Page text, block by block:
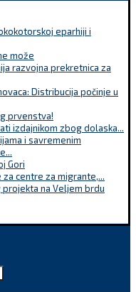
eparhiji i
može
razvojna prekretnica za
Distribucija počinje u
prvenstva!
izdajnikom zbog dolaska...
i savremenim
Gori
za centre za migrante,...
na Veljem brdu